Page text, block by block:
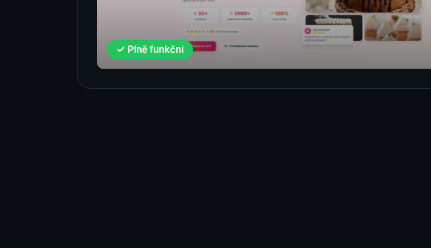
✓ Plně funkční